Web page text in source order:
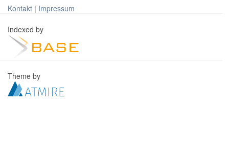
Kontakt | Impressum
Indexed by
Theme by